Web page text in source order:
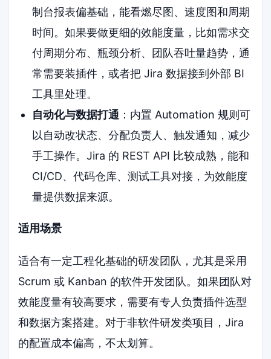
制台报表偏基础，能看燃尽图、速度图和周期
时间。如果要做更细的效能度量，比如需求交
付周期分布、瓶颈分析、团队吞吐量趋势，通
常需要装插件，或者把 Jira 数据接到外部 BI
工具里处理。
自动化与数据打通 ：内置 Automation 规则可
以自动改状态、分配负责人、触发通知，减少
手工操作。Jira 的 REST API 比较成熟，能和
CI/CD、代码仓库、测试工具对接，为效能度
量提供数据来源。
适用场景
适合有一定工程化基础的研发团队，尤其是采用
Scrum 或 Kanban 的软件开发团队。如果团队对
效能度量有较高要求，需要有专人负责插件选型
和数据方案搭建。对于非软件研发类项目，Jira
的配置成本偏高，不太划算。